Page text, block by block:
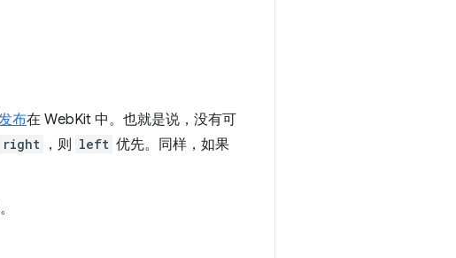
布在 WebKit 中。也就是说，没有可
right ，则 left 优先。同样，如果